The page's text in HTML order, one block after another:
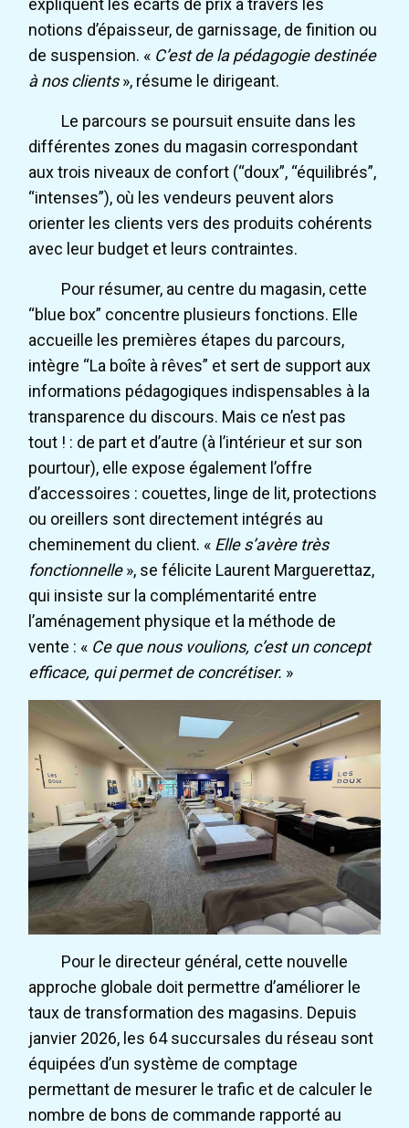
notions d’épaisseur, de garnissage, de finition ou
de suspension. « C’est de la pédagogie destinée
à nos clients», résume le dirigeant.
Le parcours se poursuit ensuite dans les
différentes zones du magasin correspondant
aux trois niveaux de confort (“doux”, “équilibrés”,
“intenses”), où les vendeurs peuvent alors
orienter les clients vers des produits cohérents
avec leur budget et leurs contraintes.
Pour résumer, au centre du magasin, cette
“blue box” concentre plusieurs fonctions. Elle
accueille les premières étapes du parcours,
intègre “La boîte à rêves” et sert de support aux
informations pédagogiques indispensables à la
transparence du discours. Mais ce n’est pas
tout ! : de part et d’autre (à l’intérieur et sur son
pourtour), elle expose également l’offre
d’accessoires : couettes, linge de lit, protections
ou oreillers sont directement intégrés au
cheminement du client. « Elle s’avère très
fonctionnelle», se félicite Laurent Marguerettaz,
qui insiste sur la complémentarité entre
l’aménagement physique et la méthode de
vente : « Ce que nous voulions, c’est un concept
efficace, qui permet de concrétiser. »
Pour le directeur général, cette nouvelle
approche globale doit permettre d’améliorer le
taux de transformation des magasins. Depuis
janvier 2026, les 64 succursales du réseau sont
équipées d’un système de comptage
permettant de mesurer le trafic et de calculer le
nombre de bons de commande rapporté au